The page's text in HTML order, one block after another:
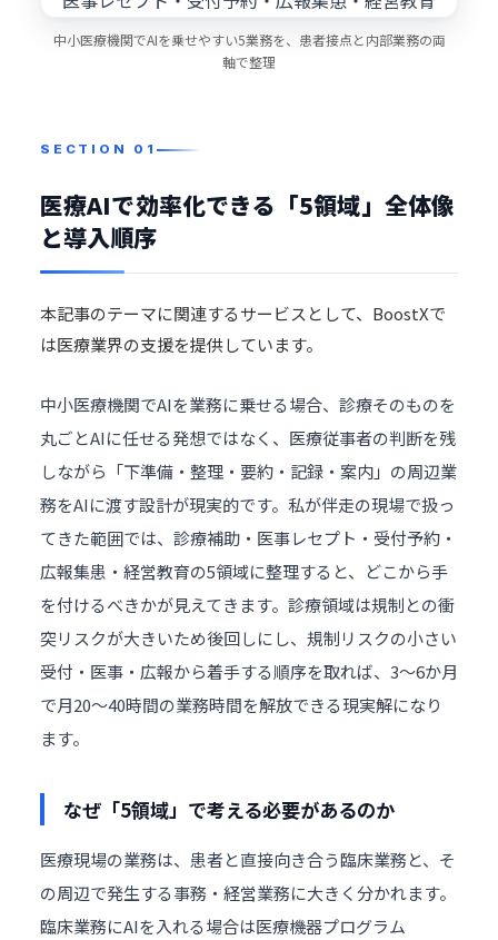
中小医療機関でAIを乗せやすい5業務を、患者接点と内部業務の両
軸で整理
医療AIで効率化できる「5領域」全体像
と導入順序
本記事のテーマに関連するサービスとして、BoostXで
は医療業界の支援を提供しています。
中小医療機関でAIを業務に乗せる場合、診療そのものを
丸ごとAIに任せる発想ではなく、医療従事者の判断を残
しながら「下準備・整理・要約・記録・案内」の周辺業
務をAIに渡す設計が現実的です。私が伴走の現場で扱っ
てきた範囲では、診療補助・医事レセプト・受付予約・
広報集患・経営教育の5領域に整理すると、どこから手
を付けるべきかが見えてきます。診療領域は規制との衝
突リスクが大きいため後回しにし、規制リスクの小さい
受付・医事・広報から着手する順序を取れば、3〜6か月
で月20〜40時間の業務時間を解放できる現実解になり
ます。
なぜ「5領域」で考える必要があるのか
医療現場の業務は、患者と直接向き合う臨床業務と、そ
の周辺で発生する事務・経営業務に大きく分かれます。
臨床業務にAIを入れる場合は医療機器プログラム